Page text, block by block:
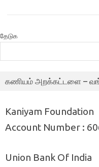
தேடுக
கணியம் அறக்கட்டளை –
Kaniyam Foundation
Account Number :
Union Bank Of India